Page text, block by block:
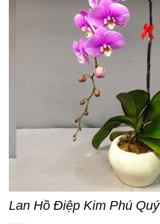
Lan Hồ Điệp Kim Phú Quý